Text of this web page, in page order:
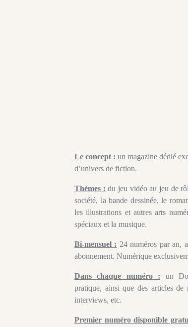
Le concept : un magazine dédié
d’univers de fiction.
Thèmes : du jeu vidéo au jeu de
société, la bande dessinée, le
les illustrations et autres arts
spéciaux et la musique.
Bi-mensuel : 24 numéros par an,
abonnement. Numérique
Dans chaque numéro : un
pratique, ainsi que des articles de
interviews, etc.
Premier numéro disponible